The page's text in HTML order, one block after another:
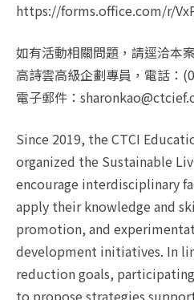
https://forms.office.com/r/
如有活動相關問題，請逕洽本
高詩雲高級企劃專員，電話：
電子郵件：
Since 2019, the CTCI
organized the Sustainable
encourage interdisciplinary
apply their knowledge and
promotion, and
development initiatives. In
reduction goals,
to propose strategies